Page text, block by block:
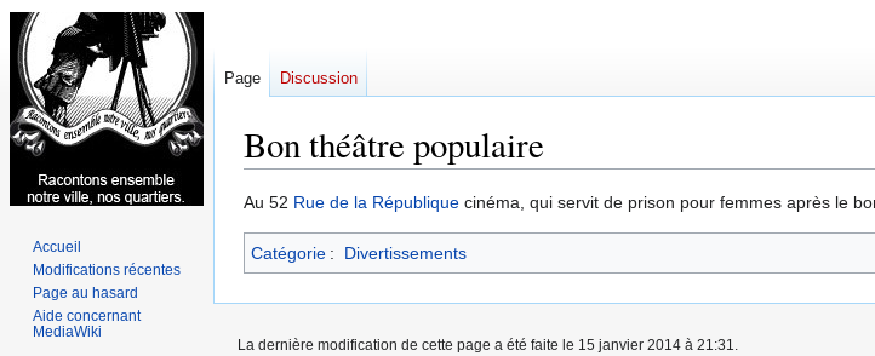
Bon théâtre populaire
Aller
à
la
Aller
à
la
Au 52 Rue de la République cinéma, qui servit de prison pour femmes après le
Catégorie : Divertissements
Page Discussion
Accueil
Modifications récentes
Page au hasard
Aide concernant
MediaWiki
La dernière modification de cette page a été faite le 15 janvier 2014 à 21:31.